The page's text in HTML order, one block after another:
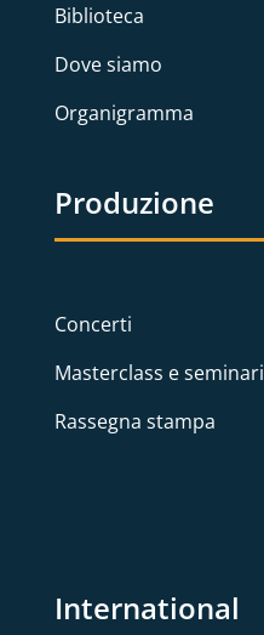
Biblioteca
Dove siamo
Organigramma
Produzione
Concerti
Masterclass e seminari
Rassegna stampa
International